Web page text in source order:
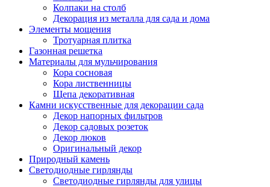
Колпаки на столб
Декорация из металла для сада и дома
Элементы мощения
Тротуарная плитка
Газонная решетка
Материалы для мульчирования
Кора сосновая
Кора лиственницы
Щепа декоративная
Камни искусственные для декорации сада
Декор напорных фильтров
Декор садовых розеток
Декор люков
Оригинальный декор
Природный камень
Светодиодные гирлянды
Светодиодные гирлянды для улицы